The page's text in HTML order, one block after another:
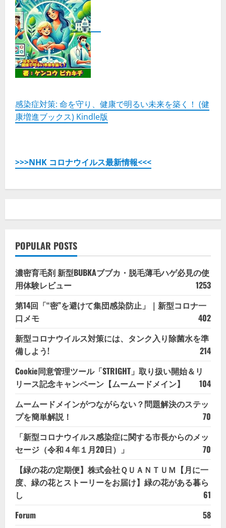
感染症対策: 命を守り、健康で明るい未来を築く！ (健
康増進ブックス) Kindle版
>>>NHK コロナウイルス最新情報<<<
POPULAR POSTS
濃密育毛剤 新型BUBKAブブカ・脱毛薄毛ハゲ必見の使
用体験レビュー
1253
第14回「“密”を避けて集団感染防止」｜新型コロナ一
口メモ
402
新型コロナウイルス対策には、タンク入り除菌水を準
備しよう!
214
Cookie同意管理ツール「STRIGHT」取り扱い開始＆リ
リース記念キャンペーン【ムームードメイン】
104
ムームードメインがつながらない？問題解決のステッ
プを簡単解説！
70
「新型コロナウイルス感染症に関する市長からのメッ
セージ（令和４年１月20日）」
70
【緑の花の定期便】株式会社ＱＵＡＮＴＵＭ【月に一
度、緑の花とストーリーをお届け】緑の花がある暮ら
し
61
Forum
58